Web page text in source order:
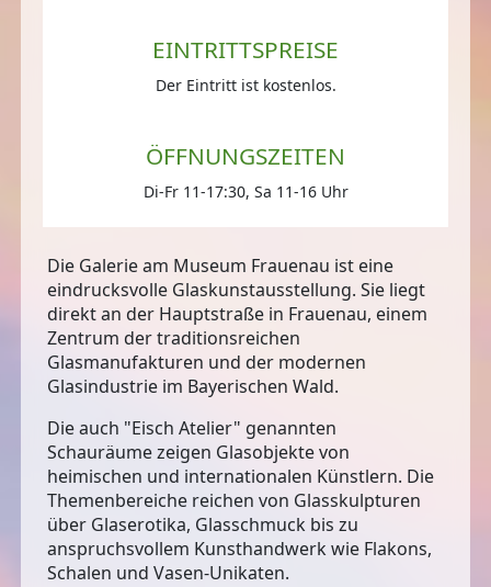
EINTRITTSPREISE
Der Eintritt ist kostenlos.
ÖFFNUNGSZEITEN
Di-Fr 11-17:30, Sa 11-16 Uhr
Die Galerie am Museum Frauenau ist eine
eindrucksvolle Glaskunstausstellung. Sie liegt
direkt an der Hauptstraße in Frauenau, einem
Zentrum der traditionsreichen
Glasmanufakturen und der modernen
Glasindustrie im Bayerischen Wald.
Die auch "Eisch Atelier" genannten
Schauräume zeigen Glasobjekte von
heimischen und internationalen Künstlern. Die
Themenbereiche reichen von Glasskulpturen
über Glaserotika, Glasschmuck bis zu
anspruchsvollem Kunsthandwerk wie Flakons,
Schalen und Vasen-Unikaten.